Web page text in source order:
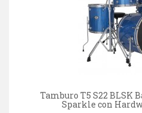
Tamburo T5 S22 BLSK
Sparkle con